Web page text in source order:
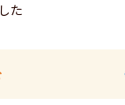
た